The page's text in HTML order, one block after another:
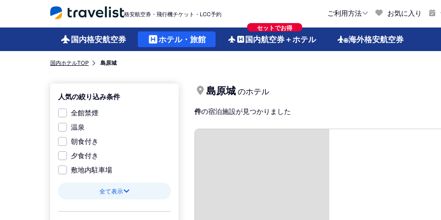
格安航空券・飛行機チケット・LCC予約 ご利用方法 お気に入り
国内格安航空券 ホテル・旅館
セットでお得
国内航空券＋ホテル 海外格安航空券
国内ホテルTOP 島原城
人気の絞り込み条件
全館禁煙
温泉
朝食付き
夕食付き
敷地内駐車場
全て表示
島原城のホテル
件の宿泊施設が見つかりました